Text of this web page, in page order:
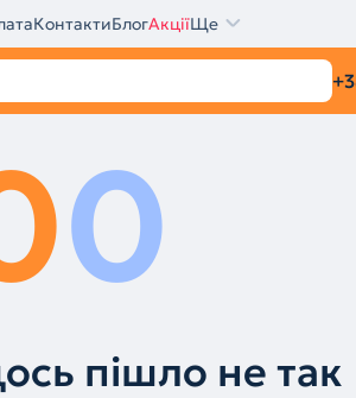
КонтактиБлогАкціїЩе
0
пішло не так